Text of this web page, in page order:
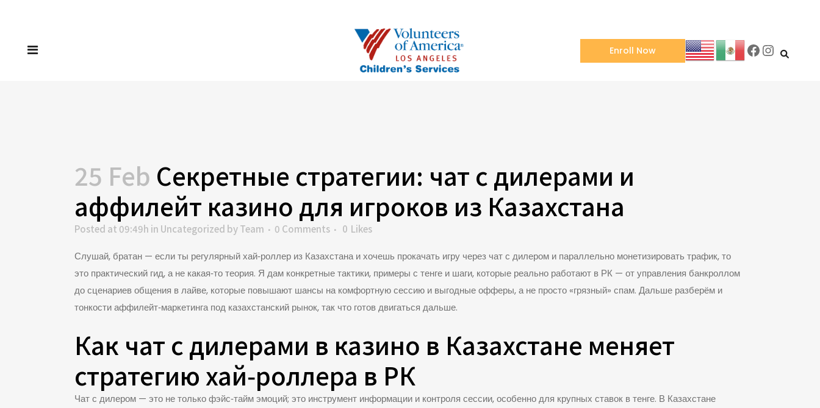
Enroll Now Facebook
25 Feb Секретные стратегии: чат с дилерами и
аффилейт казино для игроков из Казахстана
Posted at 09:49h in Uncategorized byTeam 0 Comments 0 Likes
Слушай, братан — если ты регулярный хай‑роллер из Казахстана и хочешь прокачать игру через чат с дилером и параллельно монетизировать трафик, то
это практический гид, а не какая‑то теория. Я дам конкретные тактики, примеры с тенге и шаги, которые реально работают в РК — от управления банкроллом
до сценариев общения в лайве, которые повышают шансы на комфортную сессию и выгодные офферы, а не просто «грязный» спам. Дальше разберём и
тонкости аффилейт‑маркетинга под казахстанский рынок, так что готов двигаться дальше.
Как чат с дилерами в казино в Казахстане меняет
стратегию хай‑роллера в РК
Чат с дилером — это не только фэйс‑тайм эмоций; это инструмент информации и контроля сессии, особенно для крупных ставок в тенге. В Казахстане